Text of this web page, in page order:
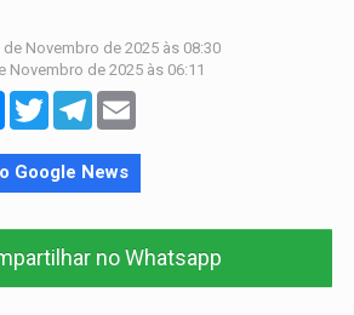
de Novembro de 2025 às 08:30
Novembro de 2025 às 06:11
Messenger
TwitterTelegram
Google News
no Whatsapp